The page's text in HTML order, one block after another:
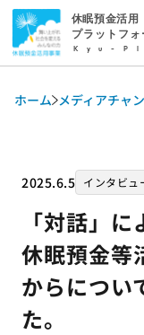
休眠預金活用
プラットフォ
Kyu-
ホーム メディアチャ
2025.6.5 インタビュ
「対話」
休眠預金等
からについ
た。